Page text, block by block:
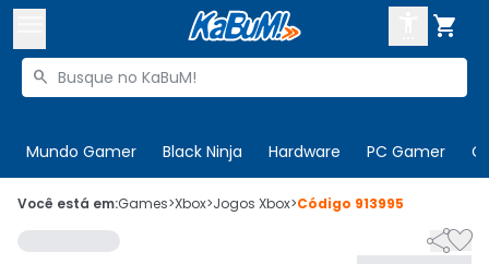

Buscar produtos

Mundo Gamer Black Ninja Hardware PC Gamer
 Olá. Acesse sua conta
 Departamentos
Você está em:Games>Xbox>Jogos Xbox>Código 913995
